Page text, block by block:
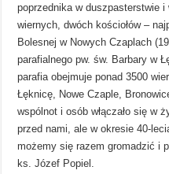
poprzednika w duszpasterstwie
wiernych, dwóch kościołów –
Bolesnej w Nowych Czaplach
parafialnego pw. św. Barbary w
parafia obejmuje ponad 3500
Łęknicę, Nowe Czaple,
wspólnot i osób włączało się w
przed nami, ale w okresie 40-
możemy się razem gromadzić i
ks. Józef Popiel.